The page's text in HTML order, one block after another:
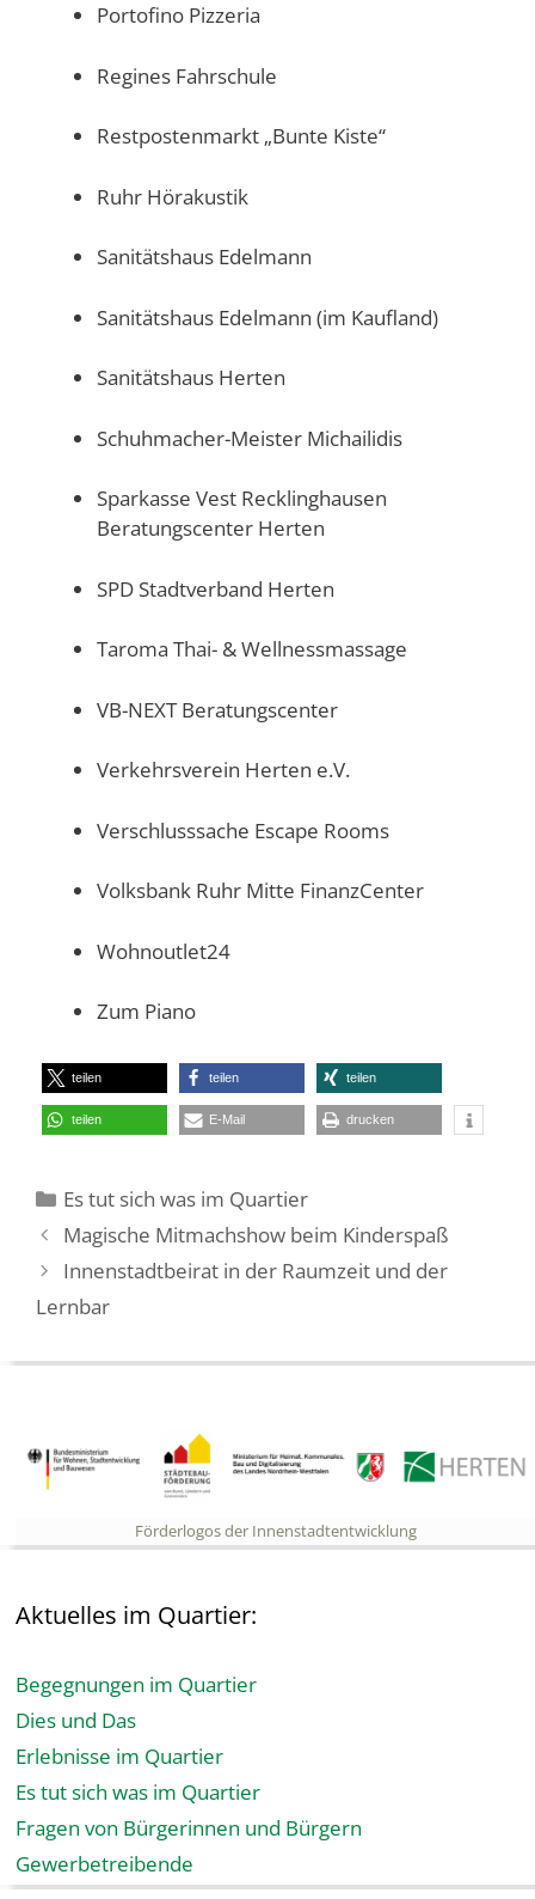
Portofino Pizzeria
Regines Fahrschule
Restpostenmarkt „Bunte Kiste“
Ruhr Hörakustik
Sanitätshaus Edelmann
Sanitätshaus Edelmann (im Kaufland)
Sanitätshaus Herten
Schuhmacher-Meister Michailidis
Sparkasse Vest Recklinghausen
Beratungscenter Herten
SPD Stadtverband Herten
Taroma Thai- & Wellnessmassage
VB-NEXT Beratungscenter
Verkehrsverein Herten e.V.
Verschlusssache Escape Rooms
Volksbank Ruhr Mitte FinanzCenter
Wohnoutlet24
Zum Piano
teilen teilen teilen
teilen E-Mail drucken
Kategorien
Es tut sich was im Quartier
Magische Mitmachshow beim Kinderspaß
Innenstadtbeirat in der Raumzeit und der
Lernbar
Förderlogos der Innenstadtentwicklung
Aktuelles im Quartier:
Begegnungen im Quartier
Dies und Das
Erlebnisse im Quartier
Es tut sich was im Quartier
Fragen von Bürgerinnen und Bürgern
Gewerbetreibende